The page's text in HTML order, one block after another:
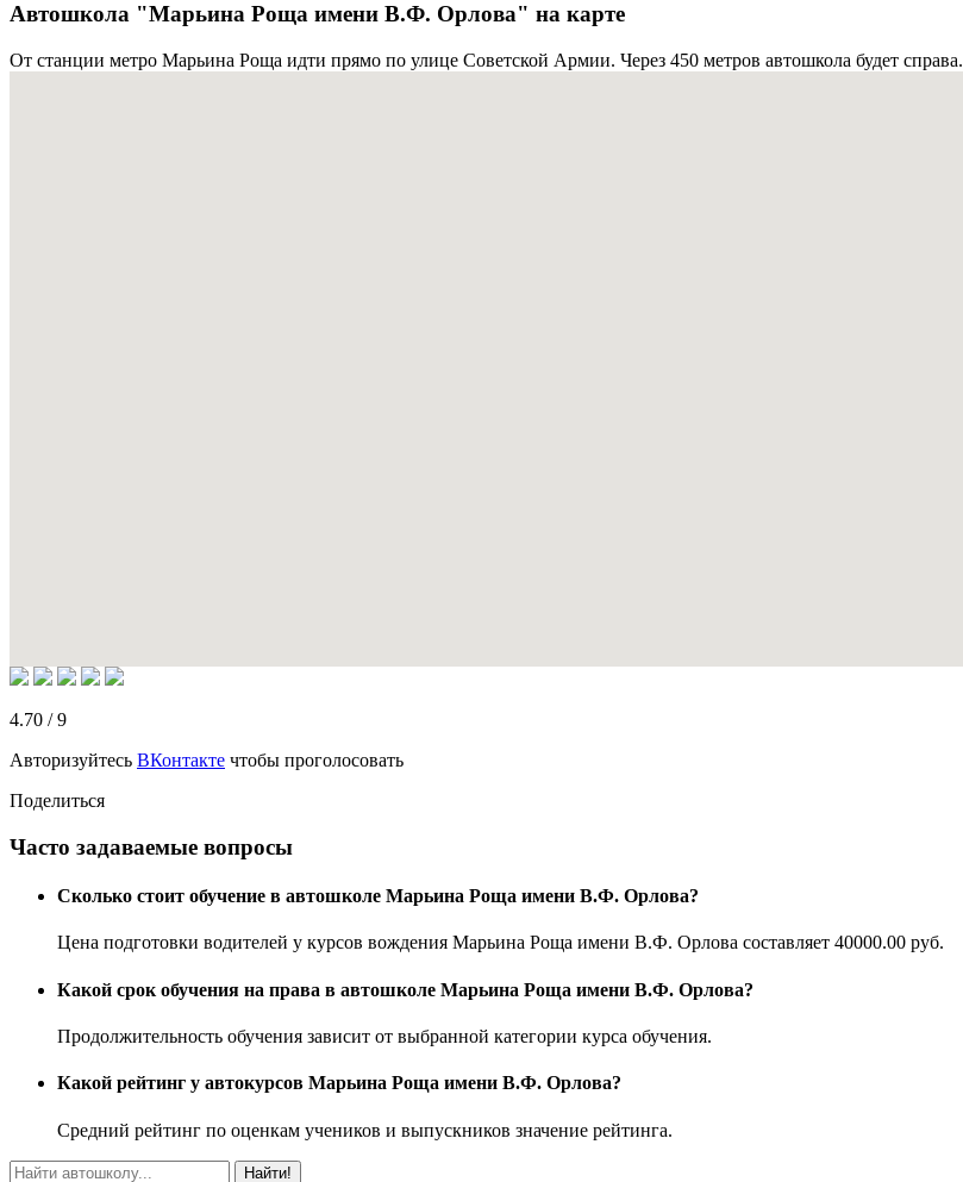
Автошкола "Марьина Роща имени В.Ф. Орлова" на карте
От станции метро Марьина Роща идти прямо по улице Советской Армии. Через 450 метров автошкола будет справа.
4.70 /9
Авторизуйтесь ВКонтакте чтобы проголосовать
Поделиться
Часто задаваемые вопросы
Сколько стоит обучение в автошколе Марьина Роща имени В.Ф. Орлова?
Цена подготовки водителей у курсов вождения Марьина Роща имени В.Ф. Орлова составляет 40000.00 руб.
Какой срок обучения на права в автошколе Марьина Роща имени В.Ф. Орлова?
Продолжительность обучения зависит от выбранной категории курса обучения.
Какой рейтинг у автокурсов Марьина Роща имени В.Ф. Орлова?
Средний рейтинг по оценкам учеников и выпускников значение рейтинга.
Найти!